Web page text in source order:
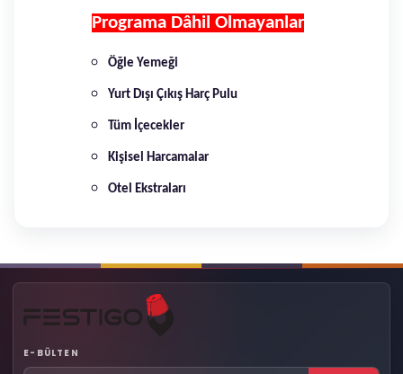
Programa Dâhil Olmayanlar
Öğle Yemeği
Yurt Dışı Çıkış Harç Pulu
Tüm İçecekler
Kişisel Harcamalar
Otel Ekstraları
E-BÜLTEN